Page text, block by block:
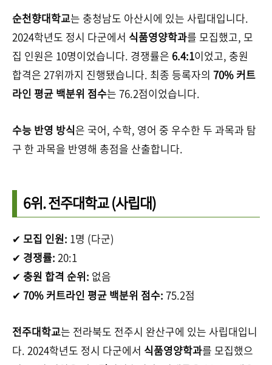
순천향대학교는 충청남도 아산시에 있는 사립대입니다.
2024학년도 정시 다군에서 식품영양학과를 모집했고, 모
집 인원은 10명이었습니다. 경쟁률은 6.4:1이었고, 충원
합격은 27위까지 진행됐습니다. 최종 등록자의 70% 커트
라인 평균 백분위 점수는 76.2점이었습니다.
수능 반영 방식은 국어, 수학, 영어 중 우수한 두 과목과 탐
구 한 과목을 반영해 총점을 산출합니다.
6위.전주대학교(사립대)
✔ 모집 인원: 1명 (다군)
✔ 경쟁률: 20:1
✔ 충원 합격 순위: 없음
✔ 70% 커트라인 평균 백분위 점수: 75.2점
전주대학교는 전라북도 전주시 완산구에 있는 사립대입니
다. 2024학년도 정시 다군에서 식품영양학과를 모집했으